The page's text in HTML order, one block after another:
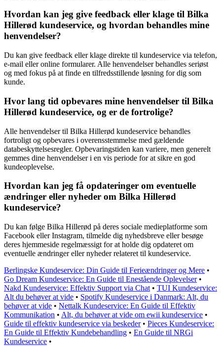
Hvordan kan jeg give feedback eller klage til Bilka
Hillerød kundeservice, og hvordan behandles mine
henvendelser?
Du kan give feedback eller klage direkte til kundeservice via telefon,
e-mail eller online formularer. Alle henvendelser behandles seriøst
og med fokus på at finde en tilfredsstillende løsning for dig som
kunde.
Hvor lang tid opbevares mine henvendelser til Bilka
Hillerød kundeservice, og er de fortrolige?
Alle henvendelser til Bilka Hillerød kundeservice behandles
fortroligt og opbevares i overensstemmelse med gældende
databeskyttelsesregler. Opbevaringstiden kan variere, men generelt
gemmes dine henvendelser i en vis periode for at sikre en god
kundeoplevelse.
Hvordan kan jeg få opdateringer om eventuelle
ændringer eller nyheder om Bilka Hillerød
kundeservice?
Du kan følge Bilka Hillerød på deres sociale medieplatforme som
Facebook eller Instagram, tilmelde dig nyhedsbreve eller besøge
deres hjemmeside regelmæssigt for at holde dig opdateret om
eventuelle ændringer eller nyheder relateret til kundeservice.
Berlingske Kundeservice: Din Guide til Ferieændringer og Mere •
Go Dream Kundeservice: En Guide til Enestående Oplevelser•
Nakd Kundeservice: Effektiv Support via Chat • TUI Kundeservice:
Alt du behøver at vide • Spotify Kundeservice i Danmark: Alt, du
behøver at vide • Nettalk Kundeservice: En Guide til Effektiv
Kommunikation • Alt, du behøver at vide om ewii kundeservice •
Guide til effektiv kundeservice via beskeder• Pieces Kundeservice:
En Guide til Effektiv Kundebehandling • En Guide til NRGi
Kundeservice •